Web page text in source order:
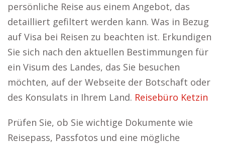
persönliche Reise aus einem Angebot, das
detailliert gefiltert werden kann. Was in Bezug
auf Visa bei Reisen zu beachten ist. Erkundigen
Sie sich nach den aktuellen Bestimmungen für
ein Visum des Landes, das Sie besuchen
möchten, auf der Webseite der Botschaft oder
des Konsulats in Ihrem Land. Reisebüro Ketzin
Prüfen Sie, ob Sie wichtige Dokumente wie
Reisepass, Passfotos und eine mögliche